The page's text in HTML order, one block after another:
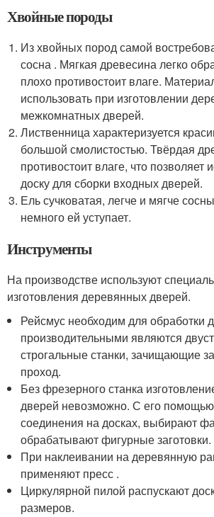
Хвойные породы
Из хвойных пород самой
сосна . Мягкая древесина легко
плохо противостоит влаге.
использовать при изготовлении
межкомнатных дверей.
Лиственница характеризуется
большой смолистостью. Твёрдая
противостоит влаге, что позволяет
доску для сборки входных дверей.
Ель сучковатая, легче и мягче
немного ей уступает.
Инструменты
На производстве используют
изготовления деревянных дверей.
Рейсмус необходим для обработки
производительными являются
строгальные станки, зачищающие
проход.
Без фрезерного станка
дверей невозможно. С его
соединения на досках, выбирают
обрабатывают фигурные заготовки.
При наклеивании на деревянную
применяют пресс .
Циркулярной пилой распускают
размеров.